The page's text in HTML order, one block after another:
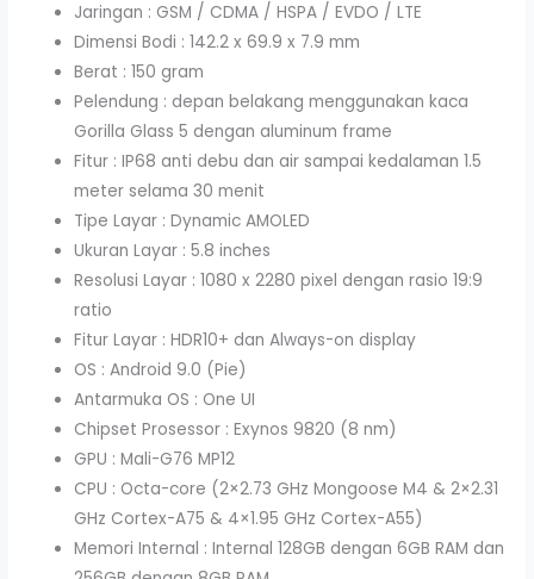
Jaringan : GSM / CDMA / HSPA / EVDO / LTE
Dimensi Bodi : 142.2 x 69.9 x 7.9 mm
Berat : 150 gram
Pelendung : depan belakang menggunakan kaca
Gorilla Glass 5 dengan aluminum frame
Fitur : IP68 anti debu dan air sampai kedalaman 1.5
meter selama 30 menit
Tipe Layar : Dynamic AMOLED
Ukuran Layar : 5.8 inches
Resolusi Layar : 1080 x 2280 pixel dengan rasio 19:9
ratio
Fitur Layar : HDR10+ dan Always-on display
OS : Android 9.0 (Pie)
Antarmuka OS : One UI
Chipset Prosessor : Exynos 9820 (8 nm)
GPU : Mali-G76 MP12
CPU : Octa-core (2×2.73 GHz Mongoose M4 & 2×2.31
GHz Cortex-A75 & 4×1.95 GHz Cortex-A55)
Memori Internal : Internal 128GB dengan 6GB RAM dan